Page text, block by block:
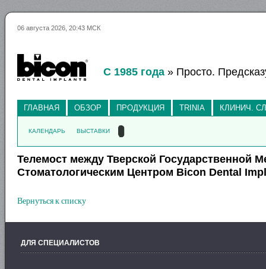
06 августа 2026, 20:43 МСК
С 1985 года » Просто.
ГЛАВНАЯ ОБЗОР ПРОДУКЦИЯ TRINIA КЛИНИЧ.
КАЛЕНДАРЬ ВЫСТАВКИ
Телемост между Тверской Государственной
Стоматологическим Центром Bicon Dental
Вернуться к списку
ДЛЯ СПЕЦИАЛИСТОВ